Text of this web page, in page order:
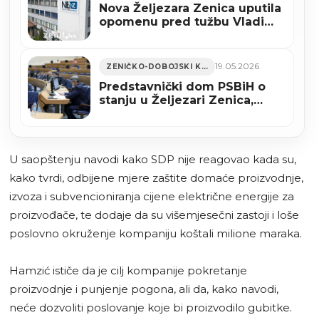
Nova Željezara Zenica uputila
opomenu pred tužbu Vladi
ZENIČKO-DOBOJSKI KANTON 19.05.2026
Predstavnički dom PSBiH o
stanju u Željezari Zenica,
U saopštenju navodi kako SDP nije reagovao kada su,
kako tvrdi, odbijene mjere zaštite domaće proizvodnje,
izvoza i subvencioniranja cijene električne energije za
proizvođače, te dodaje da su višemjesečni zastoji i loše
poslovno okruženje kompaniju koštali milione maraka.
Hamzić ističe da je cilj kompanije pokretanje
proizvodnje i punjenje pogona, ali da, kako navodi,
neće dozvoliti poslovanje koje bi proizvodilo gubitke.